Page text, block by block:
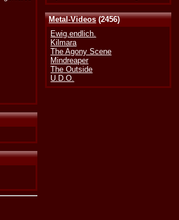
Metal-Videos(2456)
Ewig.endlich.
Kilmara
The Agony Scene
Mindreaper
The Outside
U.D.O.